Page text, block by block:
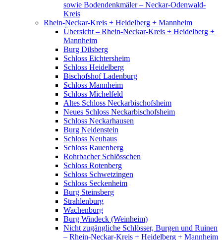
sowie Bodendenkmäler – Neckar-Odenwald-
Kreis
Rhein-Neckar-Kreis + Heidelberg + Mannheim
Übersicht – Rhein-Neckar-Kreis + Heidelberg +
Mannheim
Burg Dilsberg
Schloss Eichtersheim
Schloss Heidelberg
Bischofshof Ladenburg
Schloss Mannheim
Schloss Michelfeld
Altes Schloss Neckarbischofsheim
Neues Schloss Neckarbischofsheim
Schloss Neckarhausen
Burg Neidenstein
Schloss Neuhaus
Schloss Rauenberg
Rohrbacher Schlösschen
Schloss Rotenberg
Schloss Schwetzingen
Schloss Seckenheim
Burg Steinsberg
Strahlenburg
Wachenburg
Burg Windeck (Weinheim)
Nicht zugängliche Schlösser, Burgen und Ruinen
– Rhein-Neckar-Kreis + Heidelberg + Mannheim